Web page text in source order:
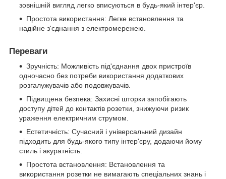
зовнішній вигляд легко вписуються в будь-який інтер'єр.
Простота використання: Легке встановлення та
надійне з'єднання з електромережею.
Переваги
Зручність: Можливість під'єднання двох пристроїв
одночасно без потреби використання додаткових
розгалужувачів або подовжувачів.
Підвищена безпека: Захисні шторки запобігають
доступу дітей до контактів розетки, знижуючи ризик
ураження електричним струмом.
Естетичність: Сучасний і універсальний дизайн
підходить для будь-якого типу інтер'єру, додаючи йому
стиль і акуратність.
Простота встановлення: Встановлення та
використання розетки не вимагають спеціальних знань і